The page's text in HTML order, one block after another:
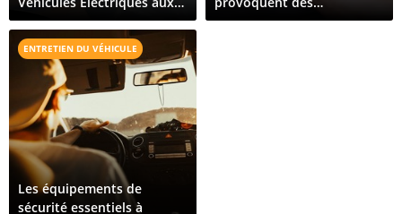
Comores : Ce Qu'il Faut
Pour Croître
dysfonctionnements de
ENTRETIEN DU VÉHICULE
Les équipements de
sécurité essentiels à